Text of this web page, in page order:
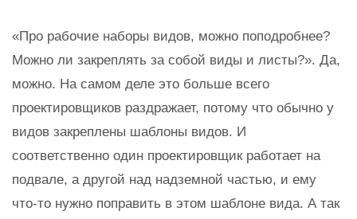
«Про рабочие наборы видов, можно поподробнее?
Можно ли закреплять за собой виды и листы?». Да,
можно. На самом деле это больше всего
проектировщиков раздражает, потому что обычно у
видов закреплены шаблоны видов. И
соответственно один проектировщик работает на
подвале, а другой над надземной частью, и ему
что-то нужно поправить в этом шаблоне вида. А так